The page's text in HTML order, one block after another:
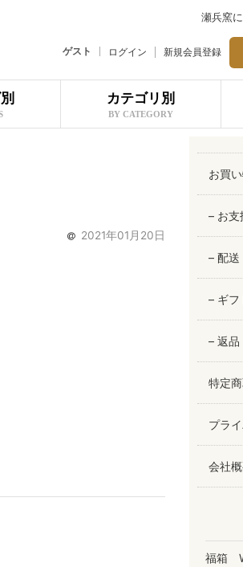
瀬兵窯
ゲスト ログイン 新規会員登録
カテゴリ別
BY CATEGORY
2021年01月20日
お買
– お支
– 配送
– ギフ
– 返品
特定
プラ
会社
福箱